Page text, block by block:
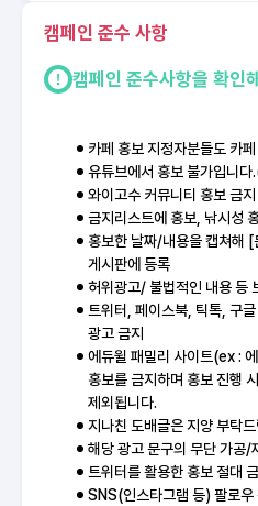
캠페인 준수 사항
캠페인 준수사항을 확인
카페 홍보 지정자분들도 카
유튜브에서 홍보 불가입니
와이고수 커뮤니티 홍보 금지
금지리스트에 홍보, 낚시성
홍보한 날짜/내용을 캡쳐해
게시판에 등록
허위광고/ 불법적인 내용 등
트위터, 페이스북, 틱톡, 구
광고 금지
에듀윌 패밀리 사이트(ex :
홍보를 금지하며 홍보 진행
제외됩니다.
지나친 도배글은 지양 부탁
해당 광고 문구의 무단 가공/
트위터를 활용한 홍보 절대
SNS(인스타그램 등) 팔로우